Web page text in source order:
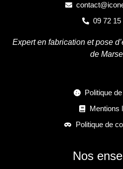
09 72 15
Expert en fabrication et pose
de
Politique
Mentions
Politique de
Nos